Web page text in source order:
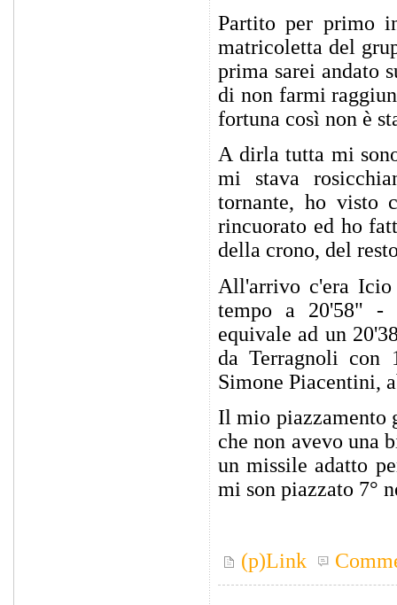
Partito per primo
matricoletta del
prima sarei andato
di non farmi
fortuna così non è
A dirla tutta mi
mi stava
tornante, ho visto
rincuorato ed ho
della crono, del
All'arrivo c'era
tempo a 20'58" -
equivale ad un
da Terragnoli con
Simone Piacentini,
Il mio piazzamento
che non avevo una
un missile adatto
mi son piazzato 7°
(p)Link